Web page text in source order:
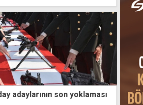
adaylarının son yoklaması